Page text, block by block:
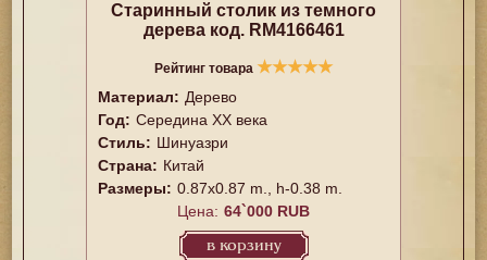
Старинный столик из темного
дерева код. RM4166461
Рейтинг товара ★★★★★
Материал: Дерево
Год: Середина XX векa
Стиль: Шинуазри
Страна: Китай
Размеры: 0.87x0.87 m., h-0.38 m.
Цена: 64`000 RUB
в корзину